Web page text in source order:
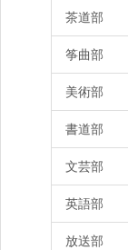
茶道部
筝曲部
美術部
書道部
文芸部
英語部
放送部